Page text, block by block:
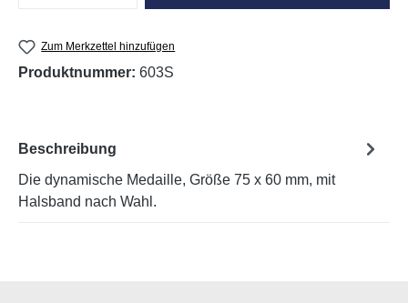
Zum Merkzettel hinzufügen
Produktnummer: 603S
Beschreibung
Die dynamische Medaille, Größe 75 x 60 mm, mit
Halsband nach Wahl.